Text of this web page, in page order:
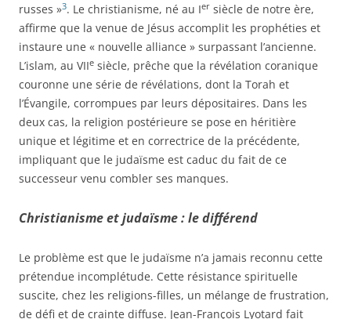
russes »3. Le christianisme, né au Ier siècle de notre ère,
affirme que la venue de Jésus accomplit les prophéties et
instaure une « nouvelle alliance » surpassant l’ancienne.
L’islam, au VIIe siècle, prêche que la révélation coranique
couronne une série de révélations, dont la Torah et
l’Évangile, corrompues par leurs dépositaires. Dans les
deux cas, la religion postérieure se pose en héritière
unique et légitime et en correctrice de la précédente,
impliquant que le judaïsme est caduc du fait de ce
successeur venu combler ses manques.
Christianisme et judaïsme : le différend
Le problème est que le judaïsme n’a jamais reconnu cette
prétendue incomplétude. Cette résistance spirituelle
suscite, chez les religions-filles, un mélange de frustration,
de défi et de crainte diffuse. Jean-François Lyotard fait